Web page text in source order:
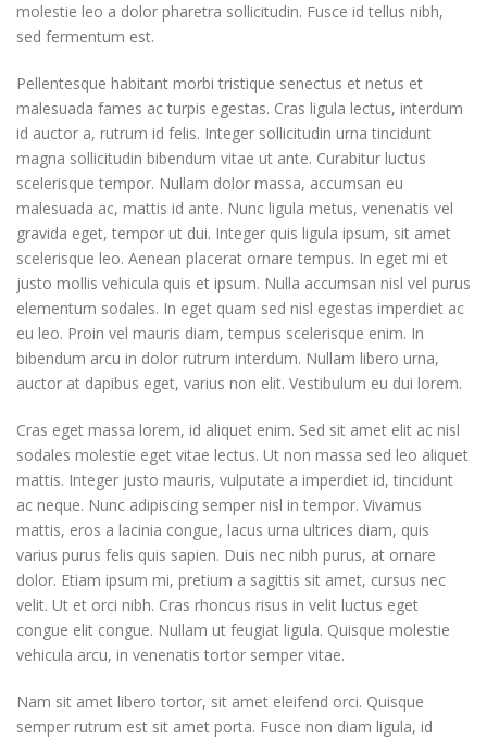
molestie leo a dolor pharetra sollicitudin. Fusce id tellus nibh,
sed fermentum est.
Pellentesque habitant morbi tristique senectus et netus et
malesuada fames ac turpis egestas. Cras ligula lectus, interdum
id auctor a, rutrum id felis. Integer sollicitudin urna tincidunt
magna sollicitudin bibendum vitae ut ante. Curabitur luctus
scelerisque tempor. Nullam dolor massa, accumsan eu
malesuada ac, mattis id ante. Nunc ligula metus, venenatis vel
gravida eget, tempor ut dui. Integer quis ligula ipsum, sit amet
scelerisque leo. Aenean placerat ornare tempus. In eget mi et
justo mollis vehicula quis et ipsum. Nulla accumsan nisl vel purus
elementum sodales. In eget quam sed nisl egestas imperdiet ac
eu leo. Proin vel mauris diam, tempus scelerisque enim. In
bibendum arcu in dolor rutrum interdum. Nullam libero urna,
auctor at dapibus eget, varius non elit. Vestibulum eu dui lorem.
Cras eget massa lorem, id aliquet enim. Sed sit amet elit ac nisl
sodales molestie eget vitae lectus. Ut non massa sed leo aliquet
mattis. Integer justo mauris, vulputate a imperdiet id, tincidunt
ac neque. Nunc adipiscing semper nisl in tempor. Vivamus
mattis, eros a lacinia congue, lacus urna ultrices diam, quis
varius purus felis quis sapien. Duis nec nibh purus, at ornare
dolor. Etiam ipsum mi, pretium a sagittis sit amet, cursus nec
velit. Ut et orci nibh. Cras rhoncus risus in velit luctus eget
congue elit congue. Nullam ut feugiat ligula. Quisque molestie
vehicula arcu, in venenatis tortor semper vitae.
Nam sit amet libero tortor, sit amet eleifend orci. Quisque
semper rutrum est sit amet porta. Fusce non diam ligula, id